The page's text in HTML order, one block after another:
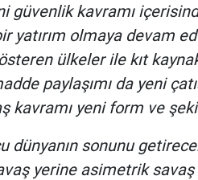
güvenlik kavramı
yatırım olmaya devam
ülkeler ile kıt
paylaşımı da yeni
yeni form ve
dünyanın sonunu
yerine asimetrik